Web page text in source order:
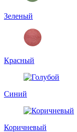
Зеленый
Красный
Синий
Коричневый